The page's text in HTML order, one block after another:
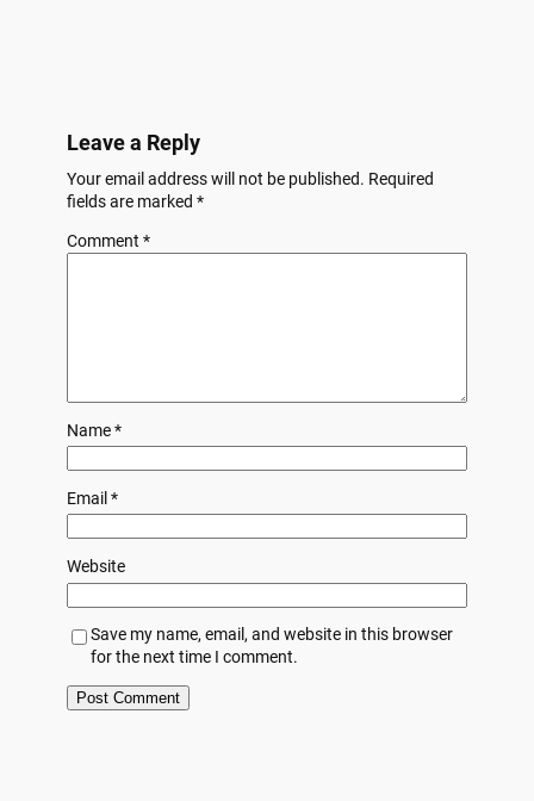
Leave a Reply
Your email address will not be published. Required
fields are marked *
Comment *
Name*
Email *
Website
Save my name, email, and website in this browser
for the next time I comment.